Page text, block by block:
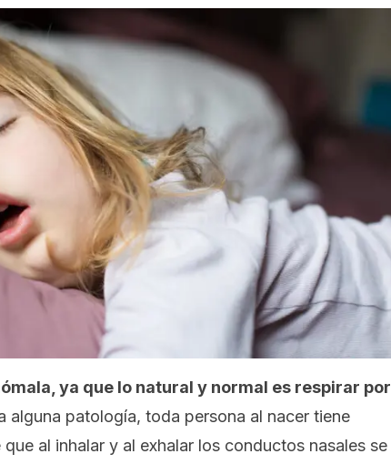
ya que lo natural y normal es respirar por
alguna patología, toda persona al nacer tiene
al inhalar y al exhalar los conductos nasales se